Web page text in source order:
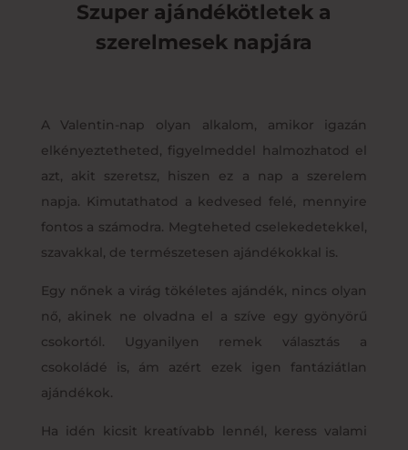
Szuper ajándékötletek a
szerelmesek napjára
A Valentin-nap olyan alkalom, amikor igazán
elkényeztetheted, figyelmeddel halmozhatod el
azt, akit szeretsz, hiszen ez a nap a szerelem
napja. Kimutathatod a kedvesed felé, mennyire
fontos a számodra. Megteheted cselekedetekkel,
szavakkal, de természetesen ajándékokkal is.
Egy nőnek a virág tökéletes ajándék, nincs olyan
nő, akinek ne olvadna el a szíve egy gyönyörű
csokortól. Ugyanilyen remek választás a
csokoládé is, ám azért ezek igen fantáziátlan
ajándékok.
Ha idén kicsit kreatívabb lennél, keress valami